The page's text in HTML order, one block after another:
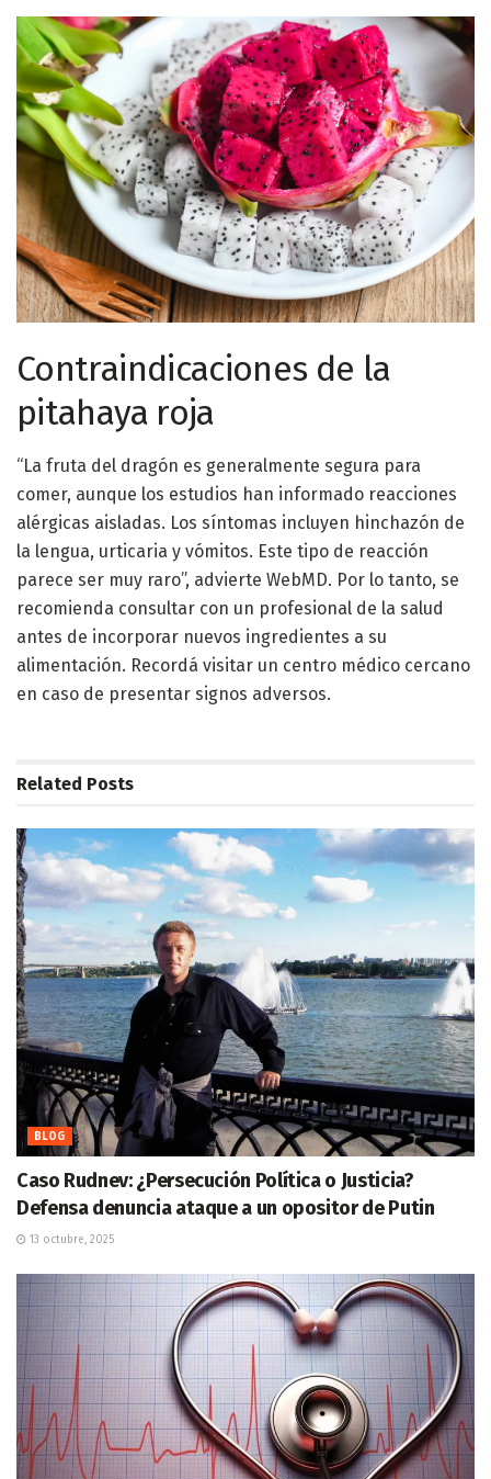
Contraindicaciones de la
pitahaya roja
“La fruta del dragón es generalmente segura para
comer, aunque los estudios han informado reacciones
alérgicas aisladas. Los síntomas incluyen hinchazón de
la lengua, urticaria y vómitos. Este tipo de reacción
parece ser muy raro”, advierte WebMD. Por lo tanto, se
recomienda consultar con un profesional de la salud
antes de incorporar nuevos ingredientes a su
alimentación. Recordá visitar un centro médico cercano
en caso de presentar signos adversos.
Related Posts
BLOG
Caso Rudnev: ¿Persecución Política o Justicia?
Defensa denuncia ataque a un opositor de Putin
13 octubre, 2025